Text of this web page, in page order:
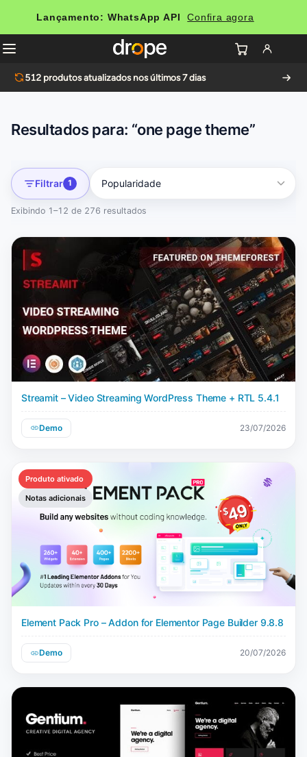
Lançamento: WhatsApp API Confira agora
512 produtos atualizados nos últimos 7 dias
Resultados para: “one page theme”
Filtrar 1
Exibindo 1–12 de 276 resultados
Streamit – Video Streaming WordPress Theme + RTL 5.4.1
Demo 23/07/2026
Produto ativado
Notas adicionais
Element Pack Pro – Addon for Elementor Page Builder 9.8.8
Demo 20/07/2026